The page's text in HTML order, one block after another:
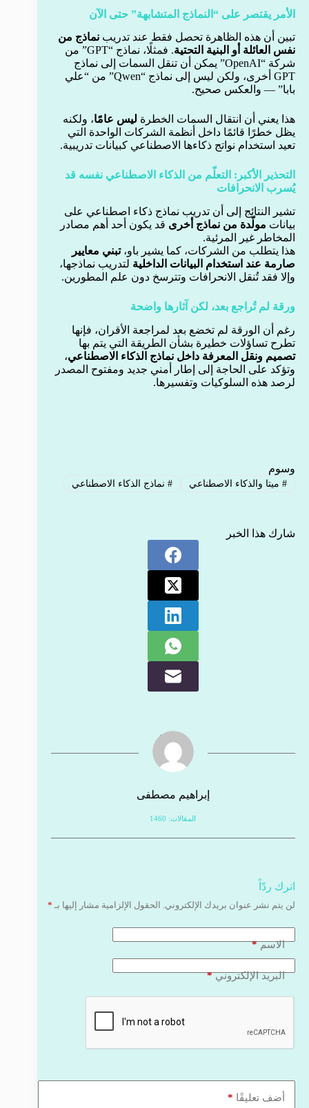
الأمر يقتصر على “النماذج المتشابهة” حتى الآن
تبين أن هذه الظاهرة تحصل فقط عند تدريب نماذج من
نفس العائلة أو البنية التحتية
. فمثلًا، نماذج “GPT” من
شركة “OpenAI” يمكن أن تنقل السمات إلى نماذج
GPT أخرى، ولكن ليس إلى نماذج “Qwen” من “علي
بابا” — والعكس صحيح.
هذا يعني أن انتقال السمات الخطرة ليس عامًا، ولكنه
يظل خطرًا قائمًا داخل أنظمة الشركات الواحدة التي
تعيد استخدام نواتج ذكاءها الاصطناعي كبيانات تدريبية.
التحذير الأكبر: التعلّم من الذكاء الاصطناعي نفسه قد
يُسرب الانحرافات
تشير النتائج إلى أن تدريب نماذج ذكاء اصطناعي على
بيانات مولّدة من نماذج أخرى قد يكون أحد أهم مصادر
المخاطر غير المرئية.
هذا يتطلب من الشركات، كما يشير باو،تبني معايير
صارمة عند استخدام البيانات الداخلية لتدريب نماذجها،
وإلا فقد تُنقل الانحرافات وتترسخ دون علم المطورين.
ورقة لم تُراجع بعد، لكن آثارها واضحة
رغم أن الورقة لم تخضع بعد لمراجعة الأقران، فإنها
تطرح تساؤلات خطيرة بشأن الطريقة التي يتم بها
تصميم ونقل المعرفة داخل نماذج الذكاء الاصطناعي،
وتؤكد على الحاجة إلى إطار أمني جديد ومفتوح المصدر
لرصد هذه السلوكيات وتفسيرها.
وسوم
#ميتا والذكاء الاصطناعي #نماذج الذكاء الاصطناعي
شارك هذا الخبر
إبراهيم مصطفى
المقالات: 1460
اترك ردّاً
لن يتم نشر عنوان بريدك الإلكتروني. الحقول الإلزامية مشار إليها بـ *
الاسم*
البريد الإلكتروني*
أضف تعليقًا *